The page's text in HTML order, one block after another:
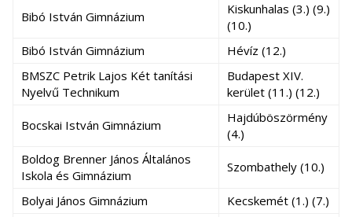
Bibó István Gimnázium
Kiskunhalas (3.) (9.)
(10.)
Bibó István Gimnázium
Hévíz (12.)
BMSZC Petrik Lajos Két tanítási
Nyelvű Technikum
Budapest XIV.
kerület (11.) (12.)
Bocskai István Gimnázium
Hajdúböszörmény
(4.)
Boldog Brenner János Általános
Iskola és Gimnázium
Szombathely (10.)
Bolyai János Gimnázium
Kecskemét (1.) (7.)